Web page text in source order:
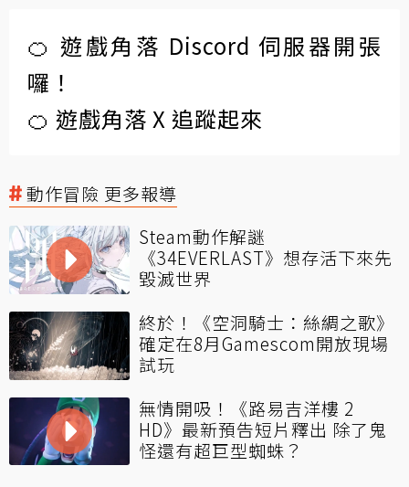
🍊 遊戲角落 Discord 伺服器開張
囉！
🍊 遊戲角落 X 追蹤起來
動作冒險 更多報導
Steam動作解謎
《34EVERLAST》想存活下來先
毀滅世界
終於！《空洞騎士：絲綢之歌》
確定在8月Gamescom開放現場
試玩
無情開吸！《路易吉洋樓 2
HD》最新預告短片釋出 除了鬼
怪還有超巨型蜘蛛？